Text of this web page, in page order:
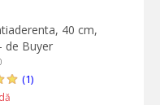
40 cm,
de Buyer
(1)